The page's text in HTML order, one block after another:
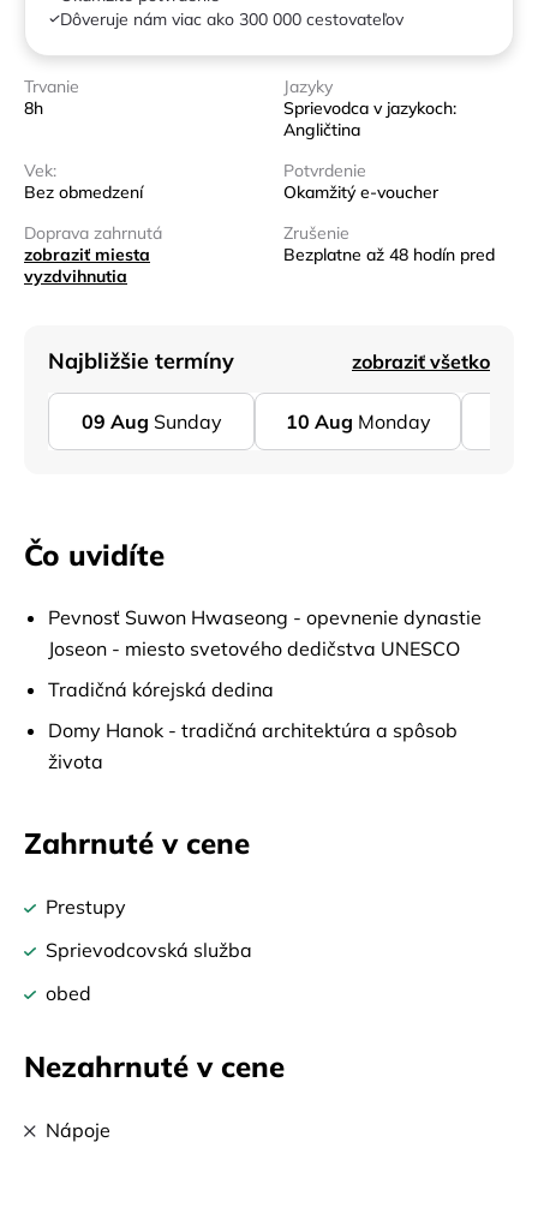
Dôveruje nám viac ako 300 000 cestovateľov
Trvanie
8h
Jazyky
Sprievodca v jazykoch:
Angličtina
Vek:
Bez obmedzení
Potvrdenie
Okamžitý e-voucher
Doprava zahrnutá
zobraziť miesta
vyzdvihnutia
Zrušenie
Bezplatne až 48 hodín pred
Najbližšie termíny zobraziť všetko
09 Aug Sunday 10 Aug Monday
Čo uvidíte
Pevnosť Suwon Hwaseong - opevnenie dynastie
Joseon - miesto svetového dedičstva UNESCO
Tradičná kórejská dedina
Domy Hanok - tradičná architektúra a spôsob
života
Zahrnuté v cene
Prestupy
Sprievodcovská služba
obed
Nezahrnuté v cene
Nápoje